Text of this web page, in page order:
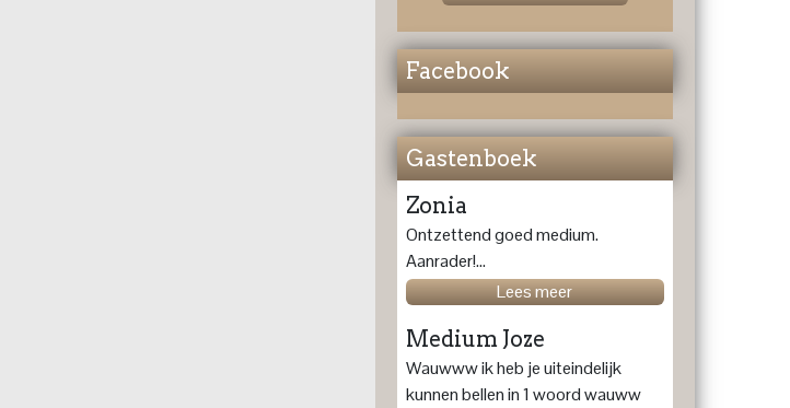
Facebook
Gastenboek
Zonia
Ontzettend goed medium.
Aanrader!...
Lees meer
Medium Joze
Wauwww ik heb je uiteindelijk
kunnen bellen in 1 woord wauww